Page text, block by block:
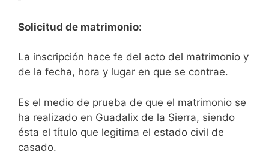
Solicitud de matrimonio:
La inscripción hace fe del acto del matrimonio y
de la fecha, hora y lugar en que se contrae.
Es el medio de prueba de que el matrimonio se
ha realizado en Guadalix de la Sierra, siendo
ésta el título que legitima el estado civil de
casado.